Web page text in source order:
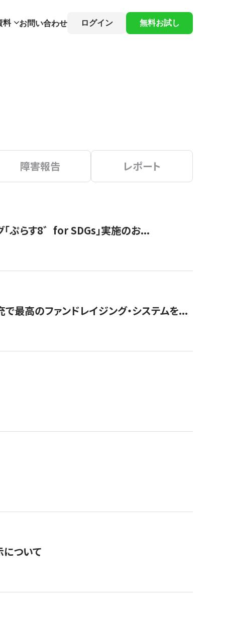
料 お問い合わせ ログイン 無料お試し
障害報告 レポート
ぷらす8゛for SDGs」実施のお...
最高のファンドレイジング・システムを...
ついて